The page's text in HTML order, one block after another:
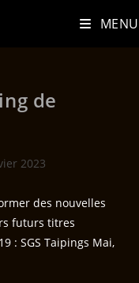
MENU
de
2023
des nouvelles
futurs titres
: SGS Taipings Mai,